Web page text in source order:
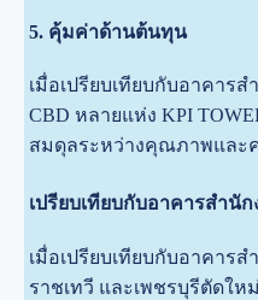
5. คุ้มค่าด้านต้นทุน
เมื่อเปรียบเทียบกับอาคาร
CBD หลายแห่ง KPI
สมดุลระหว่างคุณภาพและ
เปรียบเทียบกับอาคารสำนัก
เมื่อเปรียบเทียบกับอาคาร
ราชเทวี และเพชรบุรีตัดให